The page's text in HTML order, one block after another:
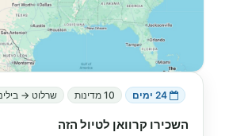
10 מדינות שרלוט →
השכירו קרוואן לטיול הזה